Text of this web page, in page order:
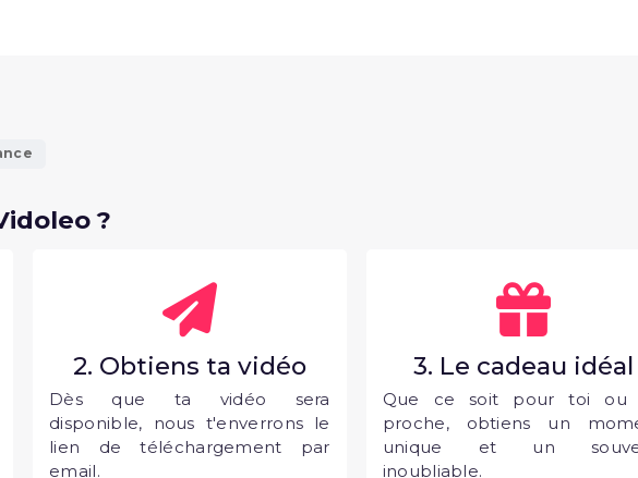
?
2. Obtiens ta vidéo
Dès que ta vidéo sera
disponible, nous t'enverrons le
lien de téléchargement par
email.
3. Le cadeau idéal
Que ce soit pour toi ou
proche, obtiens un
unique et un
inoubliable.